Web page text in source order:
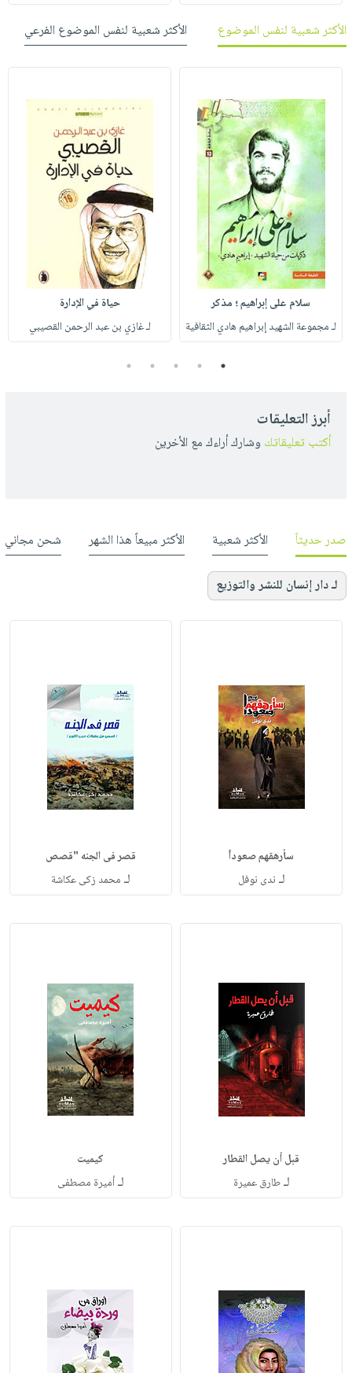
الأكثر شعبية لنفس الموضوع الأكثر شعبية لنفس الموضوع الفرعي
سلام على إبراهيم ؛ مذكر
لـ مجموعة الشهيد إبراهيم هادي الثقافية
حياة في الإدارة
لـ غازي بن عبد الرحمن القصيبي
1
2
3
4
5
أبرز التعليقات
أكتب تعليقاتك وشارك أراءك مع الأخرين
صدر حديثاً الأكثر شعبية الأكثر مبيعاً هذا الشهر شحن مجاني
لـ دار إنسان للنشر والتوزيع
سأرهقهم صعوداً
لـ ندى نوفل
قصر فى الجنه "قصص
لـ محمد زكى عكاشة
قبل أن يصل القطار
لـطارق عميرة
كيميت
لـأميرة مصطفى